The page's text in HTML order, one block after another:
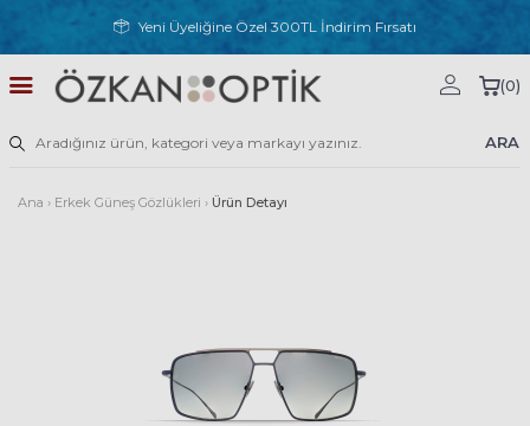
Yeni Üyeliğine Özel 300TL İndirim Fırsatı
ARA
(0)
Ana › Erkek Güneş Gözlükleri › Ürün Detayı